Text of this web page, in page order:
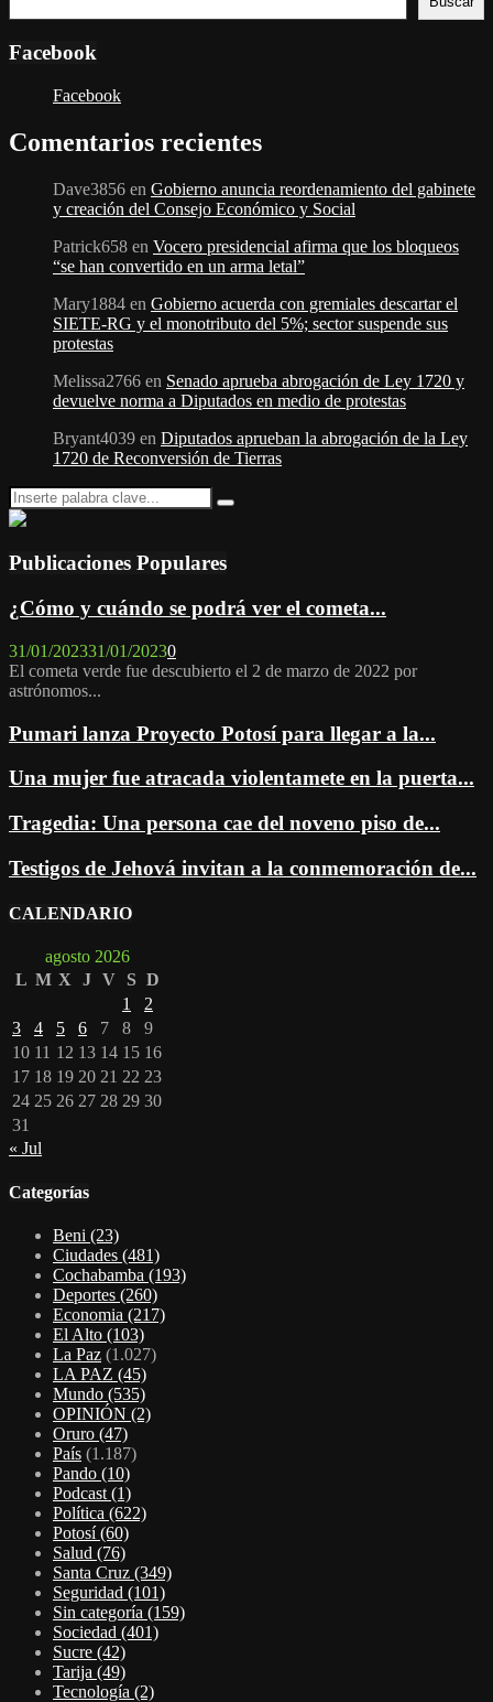
Facebook
Facebook
Comentarios recientes
Dave3856 en Gobierno anuncia reordenamiento del gabinete
y creación del Consejo Económico y Social
Patrick658 en Vocero presidencial afirma que los bloqueos
“se han convertido en un arma letal”
Mary1884 en Gobierno acuerda con gremiales descartar el
SIETE-RG y el monotributo del 5%; sector suspende sus
protestas
Melissa2766 en Senado aprueba abrogación de Ley 1720 y
devuelve norma a Diputados en medio de protestas
Bryant4039 en Diputados aprueban la abrogación de la Ley
1720 de Reconversión de Tierras
Search
for:
Search
Publicaciones Populares
¿Cómo y cuándo se podrá ver el cometa...
31/01/202331/01/20230
El cometa verde fue descubierto el 2 de marzo de 2022 por
astrónomos...
Pumari lanza Proyecto Potosí para llegar a la...
Una mujer fue atracada violentamete en la puerta...
Tragedia: Una persona cae del noveno piso de...
Testigos de Jehová invitan a la conmemoración de...
CALENDARIO
agosto 2026
L M X J V S D
1
2
3
4 5 6 7 8
9
10 11 12 13 14 15 16
17 18 19 20 21 22 23
24 25 26 27 28 29 30
31
« Jul
Categorías
Beni (23)
Ciudades (481)
Cochabamba (193)
Deportes (260)
Economia (217)
El Alto (103)
La Paz (1.027)
LA PAZ (45)
Mundo (535)
OPINIÓN (2)
Oruro (47)
País (1.187)
Pando (10)
Podcast (1)
Política (622)
Potosí(60)
Salud (76)
Santa Cruz (349)
Seguridad (101)
Sin categoría (159)
Sociedad (401)
Sucre (42)
Tarija (49)
Tecnología (2)